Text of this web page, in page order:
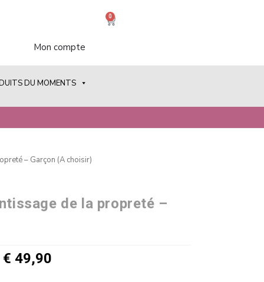
Mon compte
0
DU MOMENTS
– Garçon (A choisir)
de la propreté –
€ 49,90